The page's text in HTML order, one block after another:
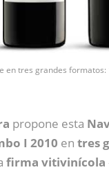
en tres grandes formatos:
propone esta
I 2010 en tres
firma vitivinícola